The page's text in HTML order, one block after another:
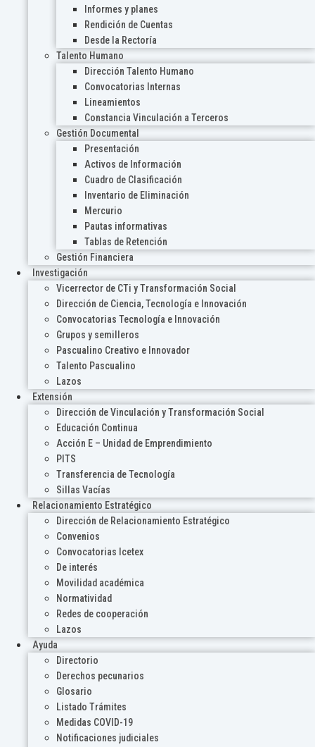
Informes y planes
Rendición de Cuentas
Desde la Rectoría
Talento Humano
Dirección Talento Humano
Convocatorias Internas
Lineamientos
Constancia Vinculación a Terceros
Gestión Documental
Presentación
Activos de Información
Cuadro de Clasificación
Inventario de Eliminación
Mercurio
Pautas informativas
Tablas de Retención
Gestión Financiera
Investigación
Vicerrector de CTi y Transformación Social
Dirección de Ciencia, Tecnología e Innovación
Convocatorias Tecnología e Innovación
Grupos y semilleros
Pascualino Creativo e Innovador
Talento Pascualino
Lazos
Extensión
Dirección de Vinculación y Transformación Social
Educación Continua
Acción E – Unidad de Emprendimiento
PITS
Transferencia de Tecnología
Sillas Vacías
Relacionamiento Estratégico
Dirección de Relacionamiento Estratégico
Convenios
Convocatorias Icetex
De interés
Movilidad académica
Normatividad
Redes de cooperación
Lazos
Ayuda
Directorio
Derechos pecunarios
Glosario
Listado Trámites
Medidas COVID-19
Notificaciones judiciales